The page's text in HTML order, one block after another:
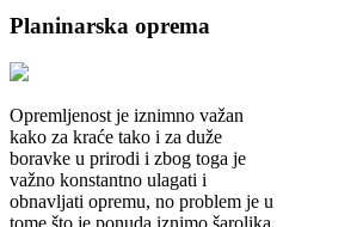
Planinarska oprema
Opremljenost je iznimno važan
kako za kraće tako i za duže
boravke u prirodi i zbog toga je
važno konstantno ulagati i
obnavljati opremu, no problem je u
tome što je ponuda iznimo šarolika,